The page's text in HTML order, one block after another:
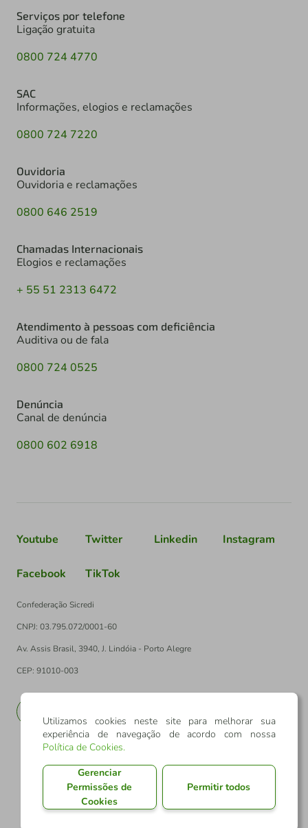
Serviços por telefone
Ligação gratuita
0800 724 4770
SAC
Informações, elogios e reclamações
0800 724 7220
Ouvidoria
Ouvidoria e reclamações
0800 646 2519
Chamadas Internacionais
Elogios e reclamações
+ 55 51 2313 6472
Atendimento à pessoas com deficiência
Auditiva ou de fala
0800 724 0525
Denúncia
Canal de denúncia
0800 602 6918
Youtube Twitter Linkedin Instagram
Facebook TikTok
Confederação Sicredi
CNPJ: 03.795.072/0001-60
Av. Assis Brasil, 3940, J. Lindóia - Porto Alegre
CEP: 91010-003
Utilizamos cookies neste site para melhorar sua
experiência de navegação de acordo com nossa
Política de Cookies.
Gerenciar
Permissões de
Cookies
Permitir todos